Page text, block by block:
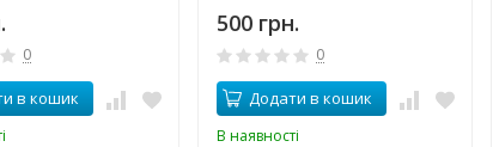
0
в кошик
500 грн.
0
Додати в кошик
В наявності